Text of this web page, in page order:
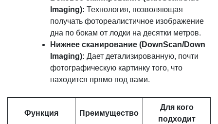
Imaging): Технология, позволяющая
получать фотореалистичное изображение
дна по бокам от лодки на десятки метров.
Нижнее сканирование (DownScan/Down
Imaging): Дает детализированную, почти
фотографическую картинку того, что
находится прямо под вами.
Функция Преимущество
Для кого
подходит